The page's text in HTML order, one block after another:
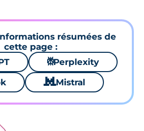
résumées de
cette page :
⚙Perplexity
🐱 Mistral